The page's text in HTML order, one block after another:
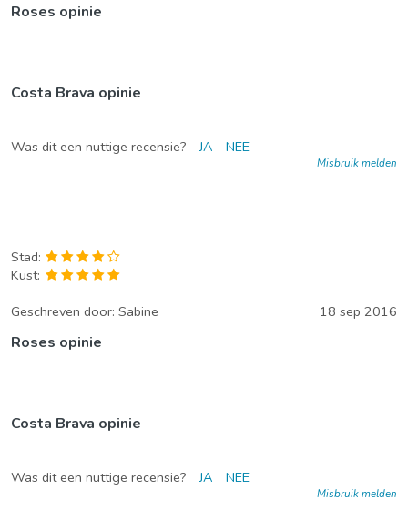
Roses opinie
Costa Brava opinie
Was dit een nuttige recensie? JA NEE
Misbruik melden
Stad:
Kust:
Geschreven door: Sabine 18 sep 2016
Roses opinie
Costa Brava opinie
Was dit een nuttige recensie? JA NEE
Misbruik melden